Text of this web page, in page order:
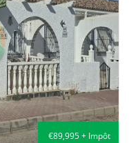
€135,000 + Impôt